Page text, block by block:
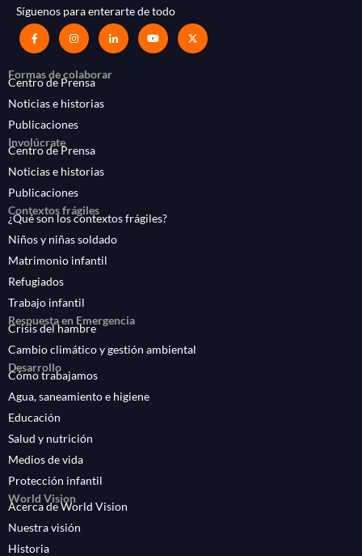
Síguenos para enterarte de todo
Formas de colaborar
Centro de Prensa
Noticias e historias
Publicaciones
Involúcrate
Centro de Prensa
Noticias e historias
Publicaciones
Contextos frágiles
¿Qué son los contextos frágiles?
Niños y niñas soldado
Matrimonio infantil
Refugiados
Trabajo infantil
Respuesta en Emergencia
Crisis del hambre
Cambio climático y gestión ambiental
Desarrollo
Cómo trabajamos
Agua, saneamiento e higiene
Educación
Salud y nutrición
Medios de vida
Protección infantil
World Vision
Acerca de World Vision
Nuestra visión
Historia